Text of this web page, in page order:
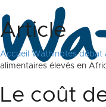
Article
Accueil Wathinotes débat
alimentaires élevés en
Le coût